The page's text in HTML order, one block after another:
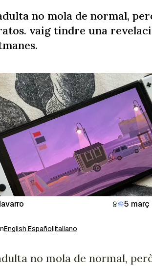
no mola de normal,
vaig tindre una
5
English,EspañoliItaliano
no mola de normal,